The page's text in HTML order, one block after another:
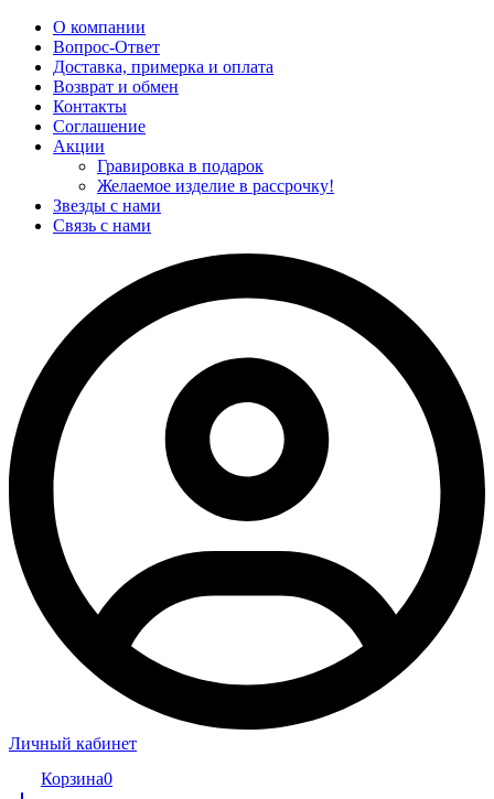
О компании
Вопрос-Ответ
Доставка, примерка и оплата
Возврат и обмен
Контакты
Соглашение
Акции
Гравировка в подарок
Желаемое изделие в рассрочку!
Звезды с нами
Связь с нами
Личный кабинет
Корзина0